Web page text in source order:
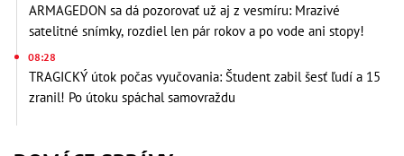
ARMAGEDON sa dá pozorovať už aj z vesmíru: Mrazivé
satelitné snímky, rozdiel len pár rokov a po vode ani stopy!
08:28
TRAGICKÝ útok počas vyučovania: Študent zabil šesť ľudí a 15
zranil! Po útoku spáchal samovraždu